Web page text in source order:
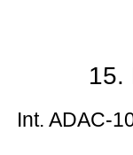
15.
Int. ADAC-